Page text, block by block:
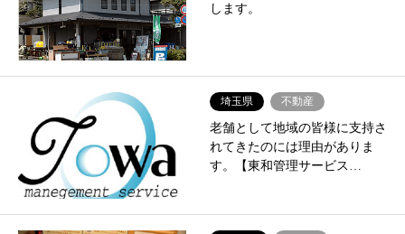
します。
埼玉県 不動産
老舗として地域の皆様に支持さ
れてきたのには理由がありま
す。【東和管理サービス…